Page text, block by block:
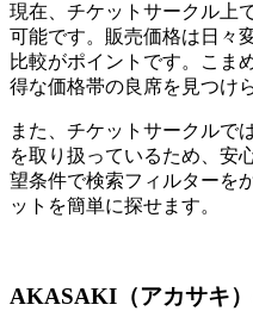
現在、チケットサークル上
可能です。販売価格は日々
比較がポイントです。こま
得な価格帯の良席を見つけ
また、チケットサークルで
を取り扱っているため、安
望条件で検索フィルターを
ットを簡単に探せます。
AKASAKI（アカサキ